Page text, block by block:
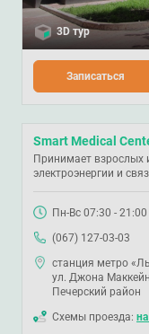
3D тур
Записаться
Smart Medical
Принимает взрослых
электроэнергии и
Пн-Вс 07:30 - 21:00
(067) 127-03-03
станция метро
ул. Джона
Печерский район
Схемы проезда: